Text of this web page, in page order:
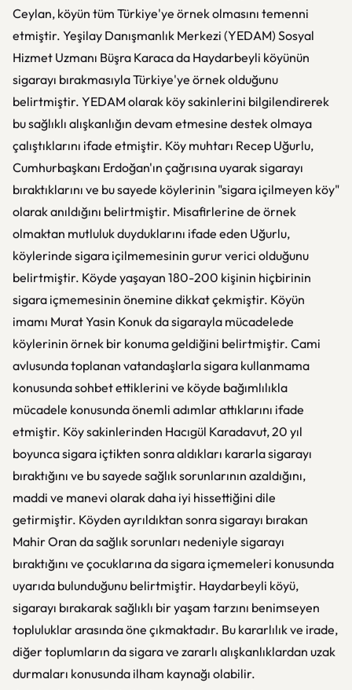
Ceylan, köyün tüm Türkiye'ye örnek olmasını temenni
etmiştir. Yeşilay Danışmanlık Merkezi (YEDAM) Sosyal
Hizmet Uzmanı Büşra Karaca da Haydarbeyli köyünün
sigarayı bırakmasıyla Türkiye'ye örnek olduğunu
belirtmiştir. YEDAM olarak köy sakinlerini bilgilendirerek
bu sağlıklı alışkanlığın devam etmesine destek olmaya
çalıştıklarını ifade etmiştir. Köy muhtarı Recep Uğurlu,
Cumhurbaşkanı Erdoğan'ın çağrısına uyarak sigarayı
bıraktıklarını ve bu sayede köylerinin "sigara içilmeyen köy"
olarak anıldığını belirtmiştir. Misafirlerine de örnek
olmaktan mutluluk duyduklarını ifade eden Uğurlu,
köylerinde sigara içilmemesinin gurur verici olduğunu
belirtmiştir. Köyde yaşayan 180-200 kişinin hiçbirinin
sigara içmemesinin önemine dikkat çekmiştir. Köyün
imamı Murat Yasin Konuk da sigarayla mücadelede
köylerinin örnek bir konuma geldiğini belirtmiştir. Cami
avlusunda toplanan vatandaşlarla sigara kullanmama
konusunda sohbet ettiklerini ve köyde bağımlılıkla
mücadele konusunda önemli adımlar attıklarını ifade
etmiştir. Köy sakinlerinden Hacıgül Karadavut, 20 yıl
boyunca sigara içtikten sonra aldıkları kararla sigarayı
bıraktığını ve bu sayede sağlık sorunlarının azaldığını,
maddi ve manevi olarak daha iyi hissettiğini dile
getirmiştir. Köyden ayrıldıktan sonra sigarayı bırakan
Mahir Oran da sağlık sorunları nedeniyle sigarayı
bıraktığını ve çocuklarına da sigara içmemeleri konusunda
uyarıda bulunduğunu belirtmiştir. Haydarbeyli köyü,
sigarayı bırakarak sağlıklı bir yaşam tarzını benimseyen
topluluklar arasında öne çıkmaktadır. Bu kararlılık ve irade,
diğer toplumların da sigara ve zararlı alışkanlıklardan uzak
durmaları konusunda ilham kaynağı olabilir.